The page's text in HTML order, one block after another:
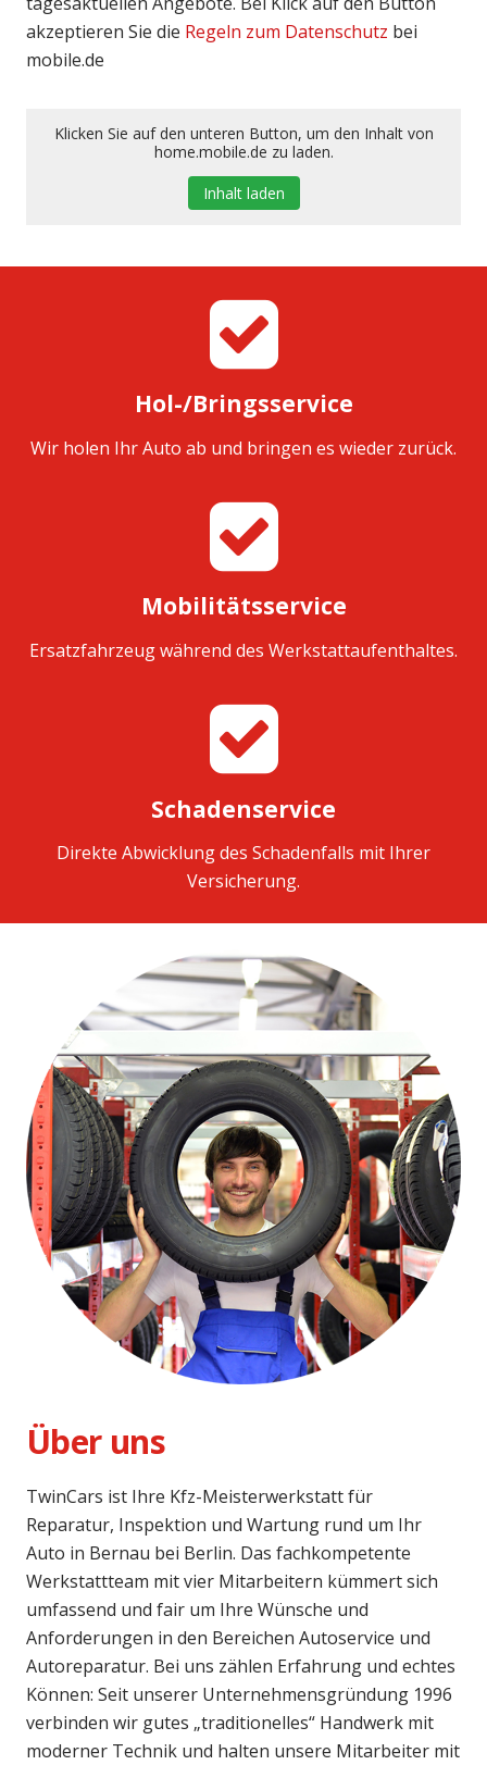
akzeptieren Sie die Regeln zum Datenschutz bei
mobile.de
Klicken Sie auf den unteren Button, um den Inhalt von
home.mobile.de zu laden.
Inhalt laden
Hol-/Bringsservice
Wir holen Ihr Auto ab und bringen es wieder zurück.
Mobilitätsservice
Ersatzfahrzeug während des Werkstattaufenthaltes.
Schadenservice
Direkte Abwicklung des Schadenfalls mit Ihrer
Versicherung.
Über uns
TwinCars ist Ihre Kfz-Meisterwerkstatt für
Reparatur, Inspektion und Wartung rund um Ihr
Auto in Bernau bei Berlin. Das fachkompetente
Werkstattteam mit vier Mitarbeitern kümmert sich
umfassend und fair um Ihre Wünsche und
Anforderungen in den Bereichen Autoservice und
Autoreparatur. Bei uns zählen Erfahrung und echtes
Können: Seit unserer Unternehmensgründung 1996
verbinden wir gutes „traditionelles“ Handwerk mit
moderner Technik und halten unsere Mitarbeiter mit